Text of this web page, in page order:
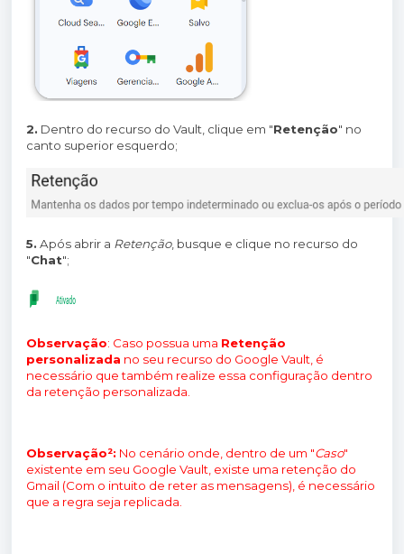
2. Dentro do recurso do Vault, clique em "Retenção" no
canto superior esquerdo;
5. Após abrir a Retenção, busque e clique no recurso do
"Chat";
Observação: Caso possua uma Retenção
personalizada no seu recurso do Google Vault, é
necessário que também realize essa configuração dentro
da retenção personalizada.
Observação²: No cenário onde, dentro de um "Caso"
existente em seu Google Vault, existe uma retenção do
Gmail (Com o intuito de reter as mensagens), é necessário
que a regra seja replicada.